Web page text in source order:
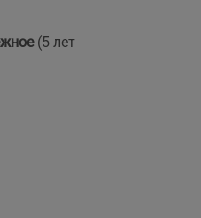
(5 лет